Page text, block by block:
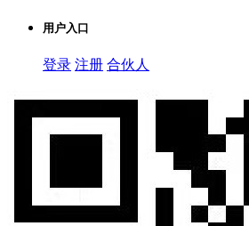
用户入口
登录 注册 合伙人